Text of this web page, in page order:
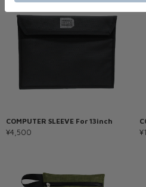
COMPUTER SLEEVE For 13inch
¥4,500